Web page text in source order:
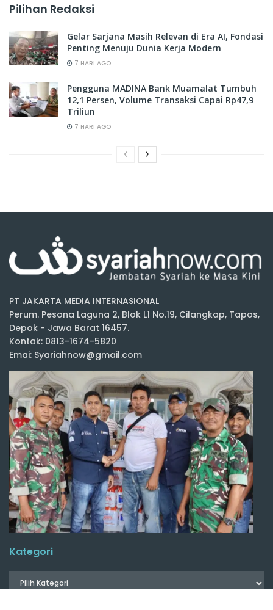
Pilihan Redaksi
Gelar Sarjana Masih Relevan di Era AI, Fondasi
Penting Menuju Dunia Kerja Modern
7 HARI AGO
Pengguna MADINA Bank Muamalat Tumbuh
12,1 Persen, Volume Transaksi Capai Rp47,9
Triliun
7 HARI AGO
PT JAKARTA MEDIA INTERNASIONAL
Perum. Pesona Laguna 2, Blok L1 No.19, Cilangkap, Tapos,
Depok - Jawa Barat 16457.
Kontak: 0813-1674-5820
Emai: Syariahnow@gmail.com
Kategori